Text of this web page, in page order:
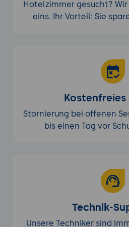
Praxis-Übung:Eine
Entscheidung aus dem
durchführen,
Bayes-Update
6. Datenkritische
Argumentations-
Meetings:
Stichprobe?", "Was ist
Basis?", "Was ist die
Beratungs-Reports und
kritisch hinterfragen:
Hotelzimmer gesucht?
eins. Ihr Vorteil: Sie
Kostenfreies
Stornierung bei offenen
bis einen Tag vor
Technik-
Unsere Techniker sind